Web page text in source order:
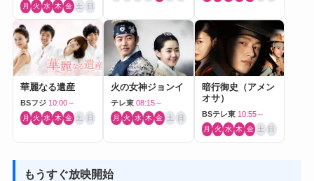
月 火 水 木 金 土 日
華麗なる遺産
BSフジ 10:00～
月 火 水 木 金 土 日
火の女神ジョンイ
テレ東 08:15～
月 火 水 木 金 土 日
暗行御史（アメン
オサ）
BSテレ東 10:55～
月 火 水 木 金 土 日
もうすぐ放映開始